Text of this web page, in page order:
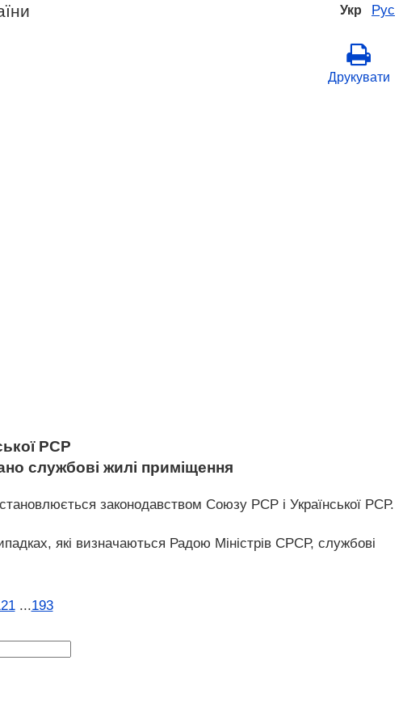
Укр Рус
Друкувати
РСР
службові жилі приміщення
законодавством Союзу РСР і Української РСР.
які визначаються Радою Міністрів СРСР, службові
...193